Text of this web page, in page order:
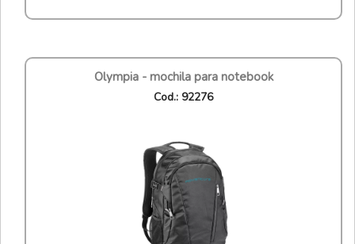
olympia - mochila para notebook
cod.: 92276